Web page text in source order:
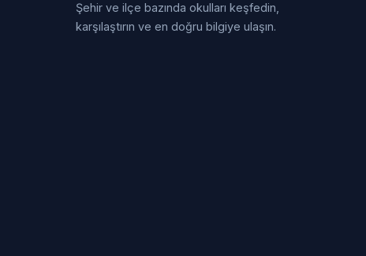
Şehir ve ilçe bazında okulları keşfedin,
karşılaştırın ve en doğru bilgiye ulaşın.